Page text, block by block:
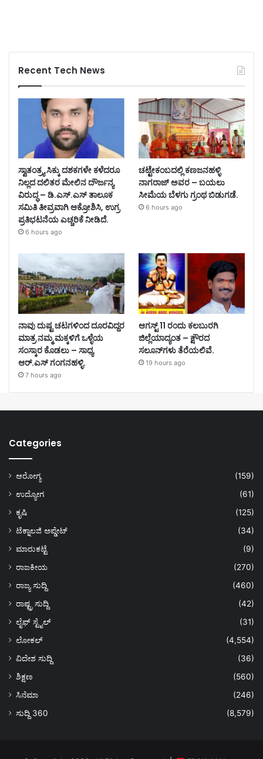
Recent Tech News
ಸ್ವಾತಂತ್ರ್ಯ ಸಿಕ್ಕು ದಶಕಗಳೇ ಕಳೆದರೂ
ನಿಲ್ಲದ ದಲಿತರ ಮೇಲಿನ ದೌರ್ಜನ್ಯ
ವಿರುದ್ಧ – ಡಿ.ಎಸ್.ಎಸ್ ತಾಲೂಕ
ಸಮಿತಿ ತೀವ್ರವಾಗಿ ಆಕ್ರೋಶಿಸಿ, ಉಗ್ರ
ಪ್ರತಿಭಟನೆಯ ಎಚ್ಚರಿಕೆ ನೀಡಿದೆ.
6 hours ago
ಚಟ್ಟೇಕಂಬದಲ್ಲಿ ಕಣಜನಹಳ್ಳಿ
ನಾಗರಾಜ್ ಅವರ – ಬಯಲು
ಸೀಮೆಯ ಬೆಳಗು ಗ್ರಂಥ ಬಿಡುಗಡೆ.
6 hours ago
ನಾವು ದುಷ್ಟ ಚಟಗಳಿಂದ ದೂರವಿದ್ದರ
ಮಾತ್ರ ನಮ್ಮ ಮಕ್ಕಳಿಗೆ ಒಳ್ಳೆಯ
ಸಂಸ್ಕಾರ ಕೊಡಲು – ಸಾಧ್ಯ
ಆರ್.ಎಸ್ ಗಂಗನಹಳ್ಳಿ.
7 hours ago
ಆಗಸ್ಟ್ 11 ರಂದು ಕಲಬುರಗಿ
ಜಿಲ್ಲೆಯಾದ್ಯಂತ – ಕ್ಷೌರದ
ಸಲೂನ್‌ಗಳು ತೆರೆಯಲಿವೆ.
19 hours ago
Categories
ಆರೋಗ್ಯ
(159)
ಉದ್ಯೋಗ
(61)
ಕೃಷಿ
(125)
ಟೆಕ್ನಾಲಜಿ ಅಪ್ಡೇಟ್
(34)
ಮಾರುಕಟ್ಟೆ
(9)
ರಾಜಕೀಯ
(270)
ರಾಜ್ಯ ಸುದ್ದಿ
(460)
ರಾಷ್ಟ್ರ ಸುದ್ದಿ
(42)
ಲೈಫ್ ಸ್ಟೈಲ್
(31)
ಲೋಕಲ್
(4,554)
ವಿದೇಶ ಸುದ್ದಿ
(36)
ಶಿಕ್ಷಣ
(560)
ಸಿನೆಮಾ
(246)
ಸುದ್ದಿ 360
(8,579)